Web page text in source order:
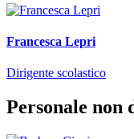
Francesca Lepri
Dirigente scolastico
Personale non